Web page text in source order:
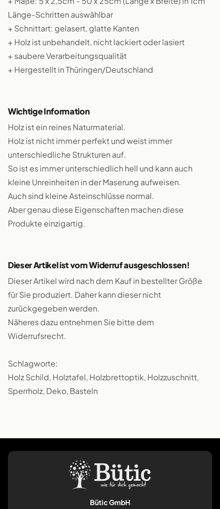
Länge-Schritten auswählbar
+ Schnittart: gelasert, glatte Kanten
+ Holz ist unbehandelt, nicht lackiert oder lasiert
+ saubere Verarbeitungsqualität
+ Hergestellt in Thüringen/Deutschland
Wichtige Information
Holz ist ein reines Naturmaterial.
Holz ist nicht immer perfekt und weist immer
unterschiedliche Strukturen auf.
So ist es immer unterschiedlich hell und kann auch
kleine Unreinheiten in der Maserung aufweisen.
Auch sind kleine Asteinschlüsse normal.
Aber genau diese Eigenschaften machen diese
Produkte einzigartig.
Dieser Artikel ist vom Widerruf ausgeschlossen!
Dieser Artikel wird nach dem Kauf in bestellter Größe
für Sie produziert. Daher kann dieser nicht
zurückgegeben werden.
Näheres dazu entnehmen Sie bitte dem
Widerrufsrecht.
Schlagworte:
Holz Schild, Holztafel, Holzbrettoptik, Holzzuschnitt,
Sperrholz, Deko, Basteln
Bütic GmbH